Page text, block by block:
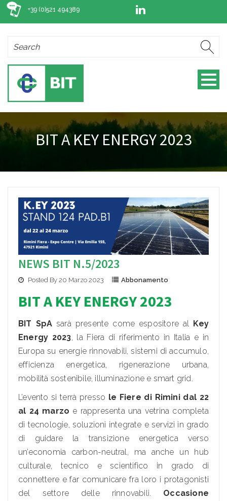
+39 (0)521 494389
BIT A KEY ENERGY 2023
NEWS BIT N.5/2023
Posted By 20 Marzo 2023 Abbonamento
BIT A KEY ENERGY 2023
BIT SpA sarà presente come espositore al Key
Energy 2023, la Fiera di riferimento in Italia e in
Europa su energie rinnovabili, sistemi di accumulo,
efficienza energetica, rigenerazione urbana,
mobilità sostenibile, illuminazione e smart grid.
L’evento si terrà presso le Fiere di Rimini dal 22
al 24 marzo e rappresenta una vetrina completa
di tecnologie, soluzioni integrate e servizi in grado
di guidare la transizione energetica verso
un’economia carbon-neutral, ma anche un hub
culturale, tecnico e scientifico in grado di
connettere e far comunicare fra loro i protagonisti
del settore delle rinnovabili. Occasione